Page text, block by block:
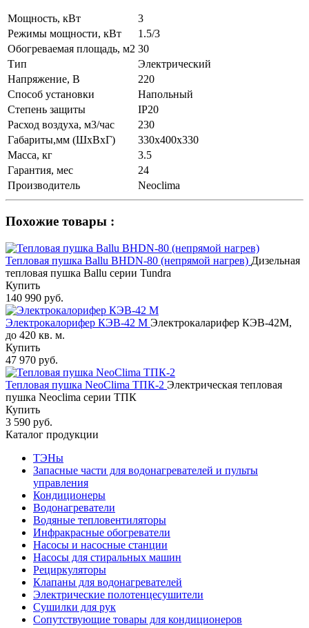
Мощность, кВт
3
Режимы мощности, кВт
1.5/3
Обогреваемая площадь, м2 30
Тип
Электрический
Напряжение, В
220
Способ установки
Напольный
Степень защиты
IP20
Расход воздуха, м3/час
230
Габариты,мм (ШхВхГ)
330х400х330
Масса, кг
3.5
Гарантия, мес
24
Производитель
Neoclima
Похожие товары :
Тепловая пушка Ballu BHDN-80 (непрямой нагрев) Дизельная
тепловая пушка Ballu серии Tundra
Купить
140 990 руб.
Электрокалорифер КЭВ-42 М Электрокаларифер КЭВ-42М,
до 420 кв. м.
Купить
47 970 руб.
Тепловая пушка NeoClima ТПК-2 Электрическая тепловая
пушка Neoclima серии ТПК
Купить
3 590 руб.
Каталог продукции
ТЭНы
Запасные части для водонагревателей и пульты
управления
Кондиционеры
Водонагреватели
Водяные тепловентиляторы
Инфракрасные обогреватели
Насосы и насосные станции
Насосы для стиральных машин
Рециркуляторы
Клапаны для водонагревателей
Электрические полотенцесушители
Сушилки для рук
Сопутствующие товары для кондиционеров